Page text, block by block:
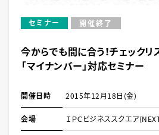
セミナー 開催終了
今からでも間に合う！チェック
「マイナンバー」対応セミナー
開催日時 2015年12月18日(金)
会場 ＩＰＣビジネススクエア